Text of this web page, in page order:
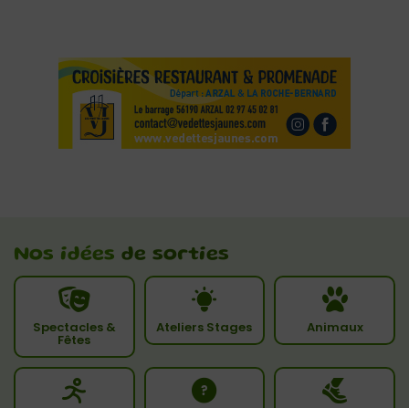
Nos idées de sorties
Spectacles &
Fêtes
Ateliers Stages Animaux